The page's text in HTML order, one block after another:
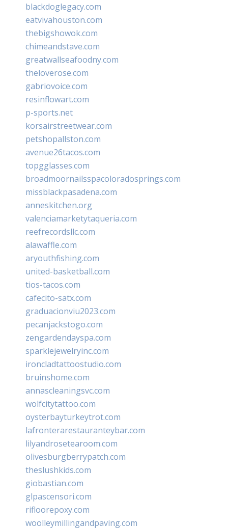
blackdoglegacy.com
eatvivahouston.com
thebigshowok.com
chimeandstave.com
greatwallseafoodny.com
theloverose.com
gabriovoice.com
resinflowart.com
p-sports.net
korsairstreetwear.com
petshopallston.com
avenue26tacos.com
topgglasses.com
broadmoornailsspacoloradosprings.com
missblackpasadena.com
anneskitchen.org
valenciamarketytaqueria.com
reefrecordsllc.com
alawaffle.com
aryouthfishing.com
united-basketball.com
tios-tacos.com
cafecito-satx.com
graduacionviu2023.com
pecanjackstogo.com
zengardendayspa.com
sparklejewelryinc.com
ironcladtattoostudio.com
bruinshome.com
annascleaningsvc.com
wolfcitytattoo.com
oysterbayturkeytrot.com
lafronterarestauranteybar.com
lilyandrosetearoom.com
olivesburgberrypatch.com
theslushkids.com
giobastian.com
glpascensori.com
rifloorepoxy.com
woolleymillingandpaving.com